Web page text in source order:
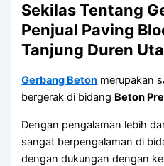
Sekilas Tentang
Penjual Paving
Tanjung Duren
Gerbang Beton merupakan
bergerak di bidang Beton
Dengan pengalaman lebih
sangat berpengalaman di
dengan dukungan dengan